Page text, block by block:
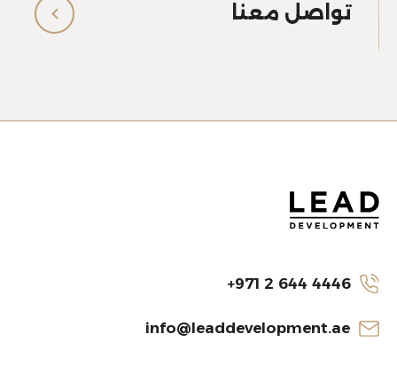
تواصل معنا
+971 2 644 4446
info@leaddevelopment.ae